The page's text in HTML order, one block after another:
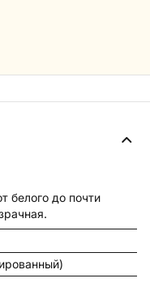
белого до почти